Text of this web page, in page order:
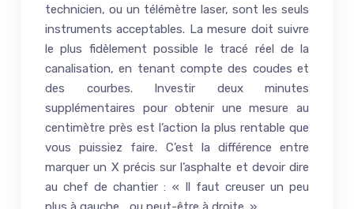
technicien, ou un télémètre laser, sont les seuls
instruments acceptables. La mesure doit suivre
le plus fidèlement possible le tracé réel de la
canalisation, en tenant compte des coudes et
des courbes. Investir deux minutes
supplémentaires pour obtenir une mesure au
centimètre près est l’action la plus rentable que
vous puissiez faire. C’est la différence entre
marquer un X précis sur l’asphalte et devoir dire
au chef de chantier : « Il faut creuser un peu